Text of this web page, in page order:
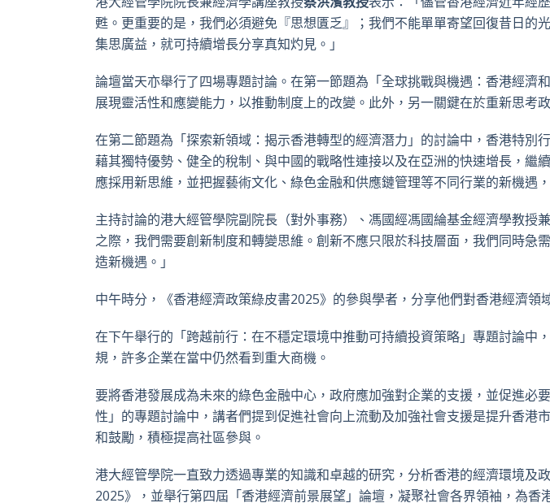
甦。更重要的是，我們必須避免『思想匱乏』；我們不能單單寄望回復昔日
集思廣益，就可持續增長分享真知灼見。」
論壇當天亦舉行了四場專題討論。在第一節題為「全球挑戰與機遇：香港經
展現靈活性和應變能力，以推動制度上的改變。此外，另一關鍵在於重新思考
在第二節題為「探索新領域：揭示香港轉型的經濟潛力」的討論中，香港特別
藉其獨特優勢、健全的稅制、與中國的戰略性連接以及在亞洲的快速增長，
應採用新思維，並把握藝術文化、綠色金融和供應鏈管理等不同行業的新機遇
主持討論的港大經管學院副院長（對外事務）、馮國經馮國綸基金經濟學教授
之際，我們需要創新制度和轉變思維。創新不應只限於科技層面，我們同時
造新機遇。」
中午時分，《香港經濟政策綠皮書2025》的參與學者，分享他們對香港經濟
在下午舉行的「跨越前行：在不穩定環境中推動可持續投資策略」專題討論
規，許多企業在當中仍然看到重大商機。
要將香港發展成為未來的綠色金融中心，政府應加強對企業的支援，並促進
性」的專題討論中，講者們提到促進社會向上流動及加強社會支援是提升香
和鼓勵，積極提高社區參與。
港大經管學院一直致力透過專業的知識和卓越的研究，分析香港的經濟環境
2025》，並舉行第四屆「香港經濟前景展望」論壇，凝聚社會各界領袖，為香